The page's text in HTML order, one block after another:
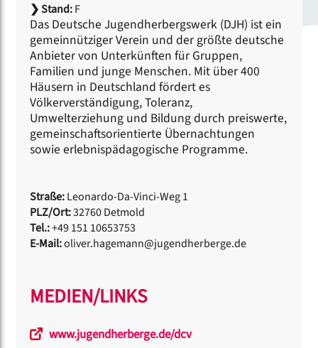
❯Stand:F
Das Deutsche Jugendherbergswerk (DJH) ist ein
gemeinnütziger Verein und der größte deutsche
Anbieter von Unterkünften für Gruppen,
Familien und junge Menschen. Mit über 400
Häusern in Deutschland fördert es
Völkerverständigung, Toleranz,
Umwelterziehung und Bildung durch preiswerte,
gemeinschaftsorientierte Übernachtungen
sowie erlebnispädagogische Programme.
Straße:Leonardo-Da-Vinci-Weg 1
PLZ/Ort:32760 Detmold
Tel.:+49 151 10653753
E-Mail:oliver.hagemann@jugendherberge.de
MEDIEN/LINKS
www.jugendherberge.de/dcv